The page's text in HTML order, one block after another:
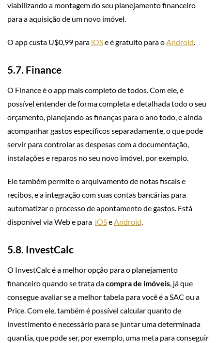
viabilizando a montagem do seu planejamento financeiro
para a aquisição de um novo imóvel.
O app custa U$0,99 para iOSe é gratuito para oAndroid.
5.7. Finance
O Finance é o app mais completo de todos. Com ele, é
possível entender de forma completa e detalhada todo o seu
orçamento, planejando as finanças para o ano todo, e ainda
acompanhar gastos específicos separadamente, o que pode
servir para controlar as despesas com a documentação,
instalações e reparos no seu novo imóvel, por exemplo.
Ele também permite o arquivamento de notas fiscais e
recibos, e a integração com suas contas bancárias para
automatizar o processo de apontamento de gastos. Está
disponível via Web e para iOSeAndroid.
5.8. InvestCalc
O InvestCalc é a melhor opção para o planejamento
financeiro quando se trata dacompra de imóveis, já que
consegue avaliar se a melhor tabela para você é a SAC ou a
Price. Com ele, também é possível calcular quanto de
investimento é necessário para se juntar uma determinada
quantia, que pode ser, por exemplo, uma meta para conseguir